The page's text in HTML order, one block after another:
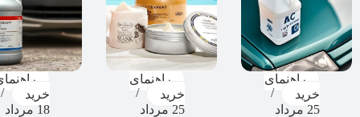
راهنمای
خرید
25 مرداد
راهنمای
خرید
25 مرداد
خرید
18 مرداد